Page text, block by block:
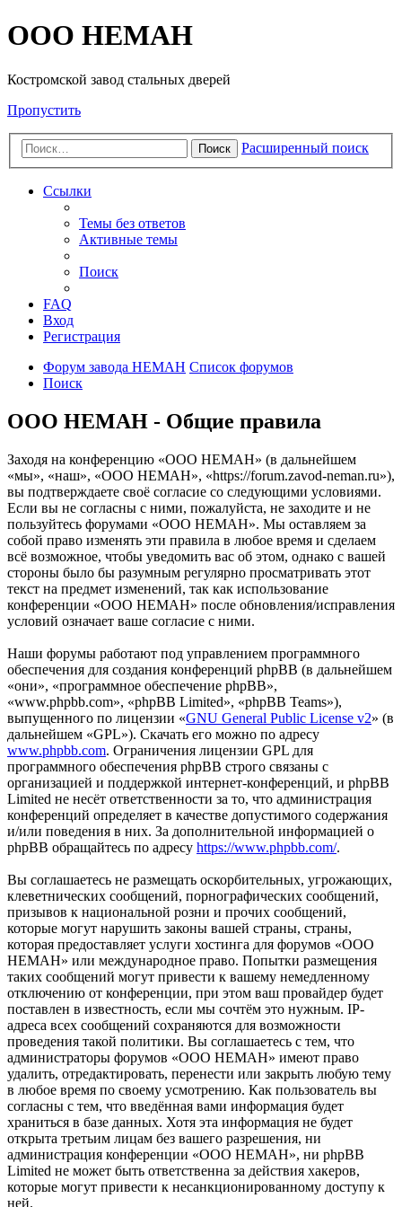
OOO HEMAH
Костромской завод стальных дверей
Пропустить
Поиск Расширенный поиск
Ссылки
Темы без ответов
Активные темы
Поиск
FAQ
Вход
Регистрация
Форум завода НЕМАН Список форумов
Поиск
OOO HEMAH - Общие правила
Заходя на конференцию «OOO HEMAH» (в дальнейшем
«мы», «наш», «OOO HEMAH», «https://forum.zavod-neman.ru»),
вы подтверждаете своё согласие со следующими условиями.
Если вы не согласны с ними, пожалуйста, не заходите и не
пользуйтесь форумами «OOO HEMAH». Мы оставляем за
собой право изменять эти правила в любое время и сделаем
всё возможное, чтобы уведомить вас об этом, однако с вашей
стороны было бы разумным регулярно просматривать этот
текст на предмет изменений, так как использование
конференции «OOO HEMAH» после обновления/исправления
условий означает ваше согласие с ними.
Наши форумы работают под управлением программного
обеспечения для создания конференций phpBB (в дальнейшем
«они», «программное обеспечение phpBB»,
«www.phpbb.com», «phpBB Limited», «phpBB Teams»),
выпущенного по лицензии «GNU General Public License v2» (в
дальнейшем «GPL»). Скачать его можно по адресу
www.phpbb.com. Ограничения лицензии GPL для
программного обеспечения phpBB строго связаны с
организацией и поддержкой интернет-конференций, и phpBB
Limited не несёт ответственности за то, что администрация
конференций определяет в качестве допустимого содержания
и/или поведения в них. За дополнительной информацией о
phpBB обращайтесь по адресу https://www.phpbb.com/.
Вы соглашаетесь не размещать оскорбительных, угрожающих,
клеветнических сообщений, порнографических сообщений,
призывов к национальной розни и прочих сообщений,
которые могут нарушить законы вашей страны, страны,
которая предоставляет услуги хостинга для форумов «OOO
HEMAH» или международное право. Попытки размещения
таких сообщений могут привести к вашему немедленному
отключению от конференции, при этом ваш провайдер будет
поставлен в известность, если мы сочтём это нужным. IP-
адреса всех сообщений сохраняются для возможности
проведения такой политики. Вы соглашаетесь с тем, что
администраторы форумов «OOO HEMAH» имеют право
удалить, отредактировать, перенести или закрыть любую тему
в любое время по своему усмотрению. Как пользователь вы
согласны с тем, что введённая вами информация будет
храниться в базе данных. Хотя эта информация не будет
открыта третьим лицам без вашего разрешения, ни
администрация конференции «OOO HEMAH», ни phpBB
Limited не может быть ответственна за действия хакеров,
которые могут привести к несанкционированному доступу к
ней.